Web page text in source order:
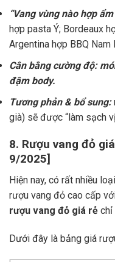
“Vang vùng nào hợp
hợp pasta Ý; Bordeaux
Argentina hợp BBQ Nam
Cân bằng cường độ:
đậm body.
Tương phản & bổ sung:
già) sẽ được “làm sạch
8. Rượu vang đỏ
9/2025]
Hiện nay, có rất nhiều
rượu vang đỏ cao cấp
rượu vang đỏ giá rẻ chỉ
Dưới đây là bảng giá